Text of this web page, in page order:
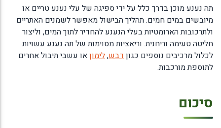
תה נענע מוכן בדרך כלל על ידי ספיגה של עלי נענע טריים או
מיובשים במים חמים. תהליך הבישול מאפשר לשמנים האתריים
ולתרכובות הארומטיות בעלי הנענע להחדיר לתוך המים, וליצור
חליטה טעימה וריחנית. וריאציות מסוימות של תה נענע עשויות
לכלול מרכיבים נוספים כגוןדבש,לימוןאו עשבי תיבול אחרים
לתוספת מורכבות.
סיכום